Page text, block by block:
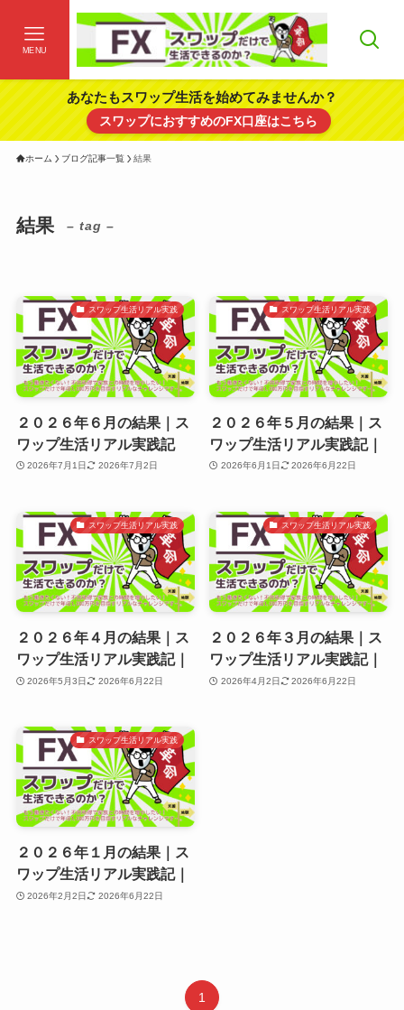
MENU
あなたもスワップ生活を始めてみませんか？
スワップにおすすめのFX口座はこちら
ホーム ブログ記事一覧 結果
結果 – tag –
スワップ生活リアル実践
２０２６年６月の結果｜ス
ワップ生活リアル実践記
2026年7月1日 2026年7月2日
スワップ生活リアル実践
２０２６年５月の結果｜ス
ワップ生活リアル実践記｜
2026年6月1日 2026年6月22日
スワップ生活リアル実践
２０２６年４月の結果｜ス
ワップ生活リアル実践記｜
2026年5月3日 2026年6月22日
スワップ生活リアル実践
２０２６年３月の結果｜ス
ワップ生活リアル実践記｜
2026年4月2日 2026年6月22日
スワップ生活リアル実践
２０２６年１月の結果｜ス
ワップ生活リアル実践記｜
2026年2月2日 2026年6月22日
1